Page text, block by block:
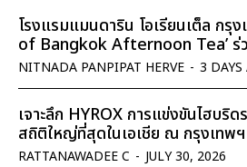
โรงแรมแมนดาริน โอเรียนเต็ล กรุ
of Bangkok Afternoon Tea’ ร่
NITNADA PANPIPAT HERVE - 3 DAYS
เจาะลึก HYROX การแข่งขันไฮบริ
สถิติใหญ่ที่สุดในเอเชีย ณ กรุงเทพฯ
RATTANAWADEE C - JULY 30, 2026